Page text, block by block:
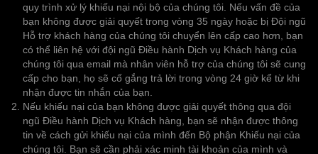
quy trình xử lý khiếu nại nội bộ của chúng tôi. Nếu vấn đề của
bạn không được giải quyết trong vòng 35 ngày hoặc bị Đội ngũ
Hỗ trợ khách hàng của chúng tôi chuyển lên cấp cao hơn, bạn
có thể liên hệ với đội ngũ Điều hành Dịch vụ Khách hàng của
chúng tôi qua email mà nhân viên hỗ trợ của chúng tôi sẽ cung
cấp cho bạn, họ sẽ cố gắng trả lời trong vòng 24 giờ kể từ khi
nhận được tin nhắn của bạn.
Nếu khiếu nại của bạn không được giải quyết thông qua đội
ngũ Điều hành Dịch vụ Khách hàng, bạn sẽ nhận được thông
tin về cách gửi khiếu nại của mình đến Bộ phận Khiếu nại của
chúng tôi. Bạn sẽ cần phải xác minh tài khoản của mình và